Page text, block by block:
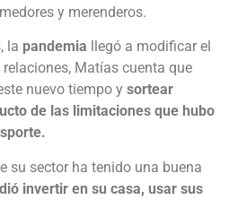
y merenderos.
la pandemia
llegó a modificar el
Matías cuenta que
nuevo tiempo y sortear
de las limitaciones que hubo
su sector ha tenido una buena
invertir en su casa, usar sus